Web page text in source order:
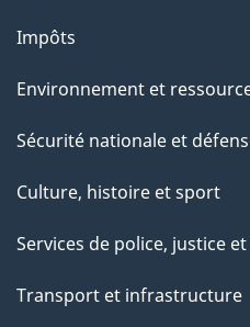
Impôts
Environnement et
Sécurité nationale et
Culture, histoire et sport
Services de police, justice
Transport et infrastructure